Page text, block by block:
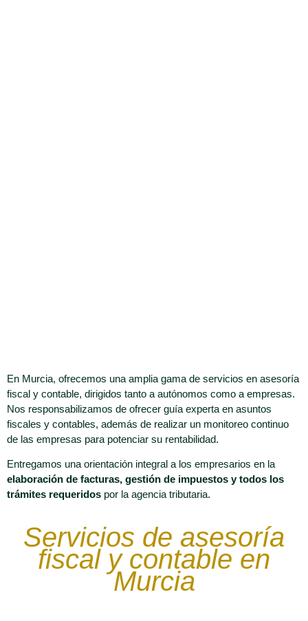
En Murcia, ofrecemos una amplia gama de servicios en asesoría
fiscal y contable, dirigidos tanto a autónomos como a empresas.
Nos responsabilizamos de ofrecer guía experta en asuntos
fiscales y contables, además de realizar un monitoreo continuo
de las empresas para potenciar su rentabilidad.
Entregamos una orientación integral a los empresarios en la
elaboración de facturas, gestión de impuestos y todos los
trámites requeridos por la agencia tributaria.
Servicios de asesoría
fiscal y contable en
Murcia